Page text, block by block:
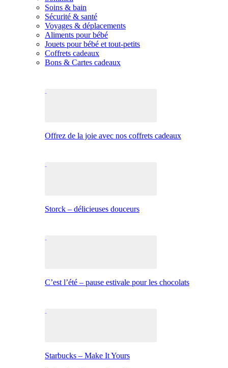
Soins & bain
Sécurité & santé
Voyages & déplacements
Aliments pour bébé
Jouets pour bébé et tout-petits
Coffrets cadeaux
Bons & Cartes cadeaux
Offrez de la joie avec nos coffrets cadeaux
Storck – délicieuses douceurs
C’est l’été – pause estivale pour les chocolats
Starbucks – Make It Yours